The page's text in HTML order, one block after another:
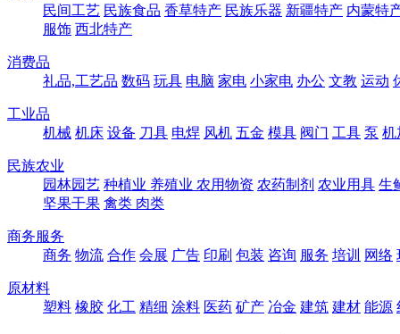
民间工艺 民族食品 香草特产 民族乐器 新疆特产 内蒙特
服饰 西北特产
消费品
礼品,工艺品 数码 玩具 电脑 家电 小家电 办公 文教 运动
工业品
机械 机床 设备 刀具 电焊 风机 五金 模具 阀门 工具 泵 机
民族农业
园林园艺 种植业 养殖业 农用物资 农药制剂 农业用具 生
坚果干果 禽类 肉类
商务服务
商务 物流 合作 会展 广告 印刷 包装 咨询 服务 培训 网络
原材料
塑料 橡胶 化工 精细 涂料 医药 矿产 冶金 建筑 建材 能源